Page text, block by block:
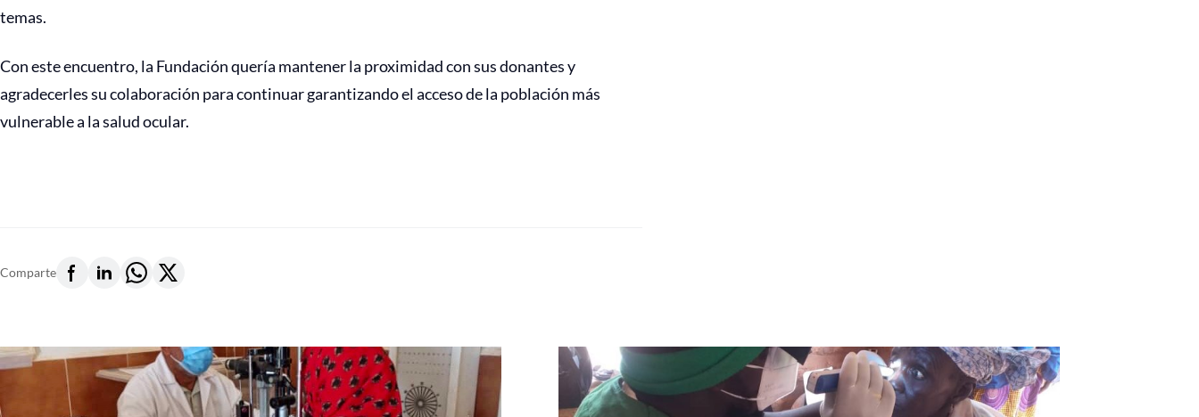
temas.
Con este encuentro, la Fundación quería mantener la proximidad con sus donantes y
agradecerles su colaboración para continuar garantizando el acceso de la población más
vulnerable a la salud ocular.
Comparte